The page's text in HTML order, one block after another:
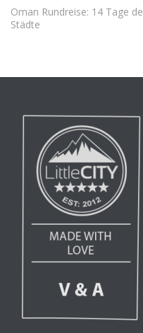
Oman Rundreise: 14 Tage
Städte